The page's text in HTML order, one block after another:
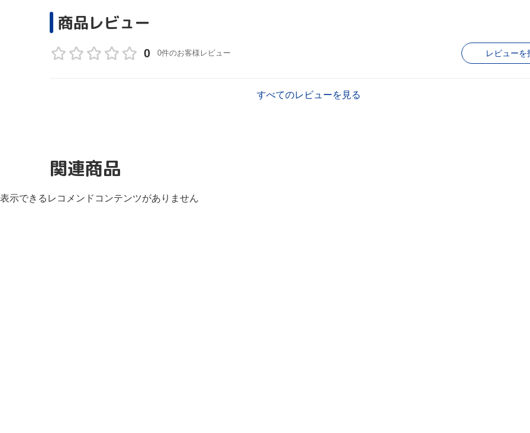
商品レビュー
0 0件のお客様レビュー レビューを
すべてのレビューを見る
関連商品
表示できるレコメンドコンテンツがありません